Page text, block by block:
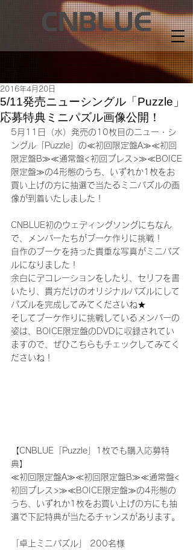
5/11発売ニューシングル「Puzzle」
応募特典ミニパズル画像公開！
2016年4月20日
5月11日（水）発売の10枚目のニュー・シ
ングル「Puzzle」の≪初回限定盤A≫≪初回
限定盤B≫≪通常盤<初回プレス>≫≪BOICE
限定盤≫の4形態のうち、いずれか1枚をお
買い上げの方に抽選で当たるミニパズルの画
像が到着いたしました！
CNBLUE初のウェディングソングにちなん
で、メンバーたちがブーケ作りに挑戦！
自作のブーケを持った貴重な写真がミニパズ
ルになりました！
余白にデコレーションをしたり、セリフを書
いたり、貴方だけのオリジナルパズルにして
パズルを完成してみてくださいね★
そしてブーケ作りに挑戦しているメンバーの
姿は、BOICE限定盤のDVDに収録されてい
ますので、ぜひこちらもチェックしてみてく
ださいね！
【CNBLUE「Puzzle」1枚でも購入応募特
典】
≪初回限定盤A≫≪初回限定盤B≫≪通常盤<
初回プレス>≫≪BOICE限定盤≫の4形態の
うち、いずれか1枚をお買い上げの方にも抽
選で下記特典が当たるチャンスがあります。
「卓上ミニパズル」 200名様